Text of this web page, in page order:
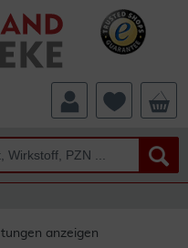
anzeigen